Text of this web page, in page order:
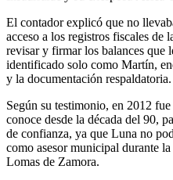
El contador explicó que no
acceso a los registros fiscales de
revisar y firmar los balances que
identificado solo como Martín,
y la documentación respaldatoria.
Según su testimonio, en 2012
conoce desde la década del 90,
de confianza, ya que Luna no
como asesor municipal durante
Lomas de Zamora.